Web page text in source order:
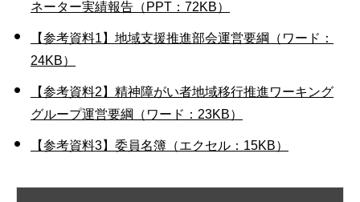
ネーター実績報告（PPT：72KB）
【参考資料1】地域支援推進部会運営要綱（ワード：
24KB）
【参考資料2】精神障がい者地域移行推進ワーキング
グループ運営要綱（ワード：23KB）
【参考資料3】委員名簿（エクセル：15KB）